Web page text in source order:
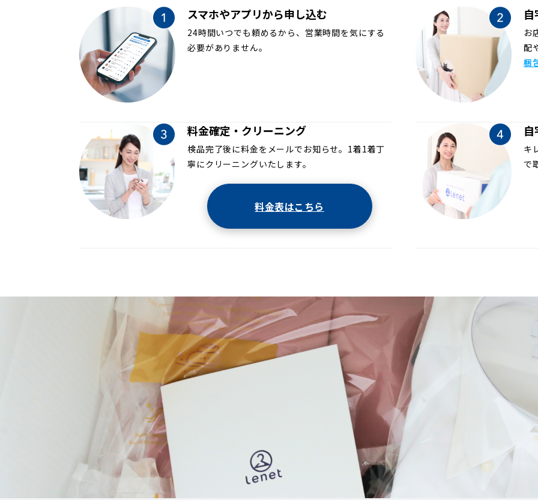
スマホやアプリから申し込む
24時間いつでも頼めるから、営業時間を気にする
必要がありません。
お
配
梱
料金確定・クリーニング
検品完了後に料金をメールでお知らせ。1着1着丁
寧にクリーニングいたします。
料金表はこちら
キ
で